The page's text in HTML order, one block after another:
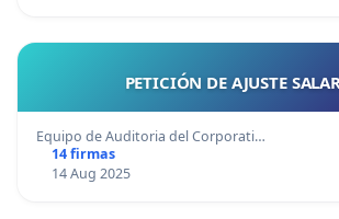
PETICIÓN DE AJUSTE
Equipo de Auditoria del Corporati…
14 firmas
14 Aug 2025